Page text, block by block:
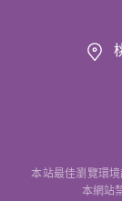
本站最佳瀏覽環
本網站